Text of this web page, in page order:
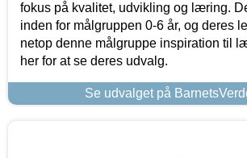
fokus på kvalitet, udvikling og læring.
inden for målgruppen 0-6 år, og deres
netop denne målgruppe inspiration til
her for at se deres udvalg.
Se udvalget på